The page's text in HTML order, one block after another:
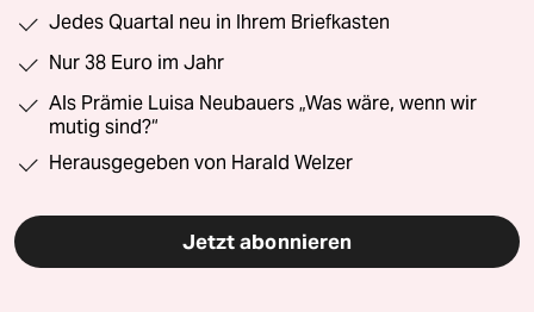
Jedes Quartal neu in Ihrem Briefkasten
Nur 38 Euro im Jahr
Als Prämie Luisa Neubauers „Was wäre, wenn wir
mutig sind?“
Herausgegeben von Harald Welzer
Jetzt abonnieren